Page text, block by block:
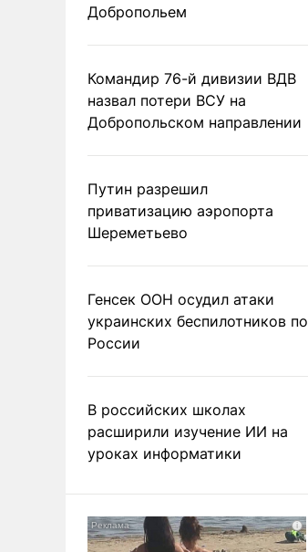
Добропольем
Командир 76-й дивизии ВДВ
назвал потери ВСУ на
Добропольском направлении
Путин разрешил
приватизацию аэропорта
Шереметьево
Генсек ООН осудил атаки
украинских беспилотников по
России
В российских школах
расширили изучение ИИ на
уроках информатики